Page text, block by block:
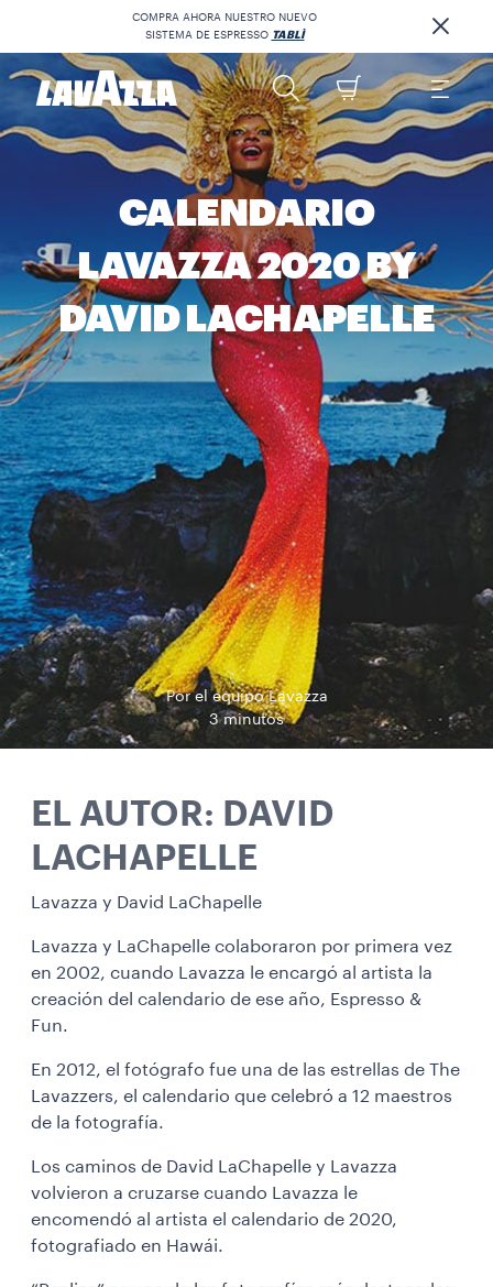
COMPRA AHORA NUESTRO NUEVO
SISTEMA DE ESPRESSO TABLÌ
CALENDARIO
LAVAZZA 2020 BY
DAVID LACHAPELLE
Por el equipo Lavazza
3 minutos
EL AUTOR: DAVID
LACHAPELLE
Lavazza y David LaChapelle
Lavazza y LaChapelle colaboraron por primera vez
en 2002, cuando Lavazza le encargó al artista la
creación del calendario de ese año, Espresso &
Fun.
En 2012, el fotógrafo fue una de las estrellas de The
Lavazzers, el calendario que celebró a 12 maestros
de la fotografía.
Los caminos de David LaChapelle y Lavazza
volvieron a cruzarse cuando Lavazza le
encomendó al artista el calendario de 2020,
fotografiado en Hawái.